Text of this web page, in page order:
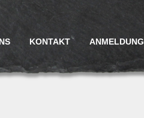
KONTAKT ANMELDUNG